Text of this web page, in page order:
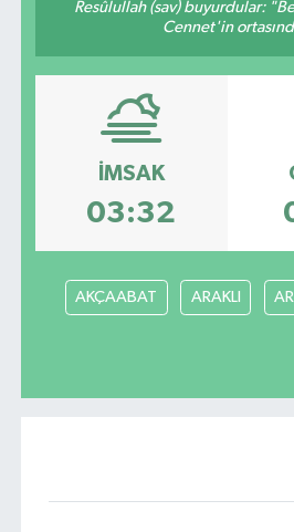
Resûlullah (sav) buyurdular:
Cennet'in
İMSAK
03:32
AKÇAABAT ARAKLI